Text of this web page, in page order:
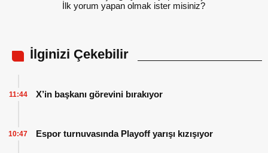
İlk yorum yapan olmak ister misiniz?
İlginizi Çekebilir
X’in başkanı görevini bırakıyor
11:44
Espor turnuvasında Playoff yarışı kızışıyor
10:47